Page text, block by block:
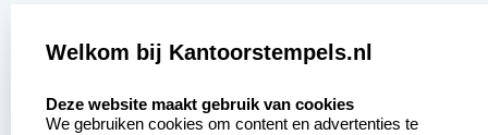
Zakelijk:
Aanvraag op maat
Klantenservice:
Contact opnemen
Welkom bij Kantoorstempels.nl
Deze website maakt gebruik van cookies
We gebruiken cookies om content en advertenties te